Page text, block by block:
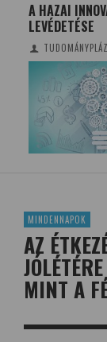
A HAZAI
LEVÉDETÉSE
MINDENNAPOK
AZ
MINT A